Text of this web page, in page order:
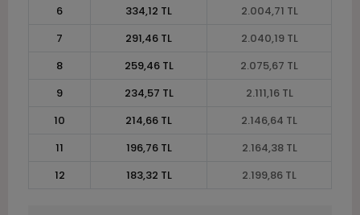
6
334,12 TL
2.004,71 TL
7
291,46 TL
2.040,19 TL
8
259,46 TL
2.075,67 TL
9
234,57 TL
2.111,16 TL
10
214,66 TL
2.146,64 TL
11
196,76 TL
2.164,38 TL
12
183,32 TL 2.199,86 TL